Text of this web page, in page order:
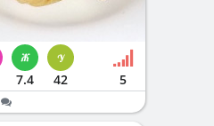
7.4 42 5